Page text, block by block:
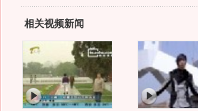
相关视频新闻